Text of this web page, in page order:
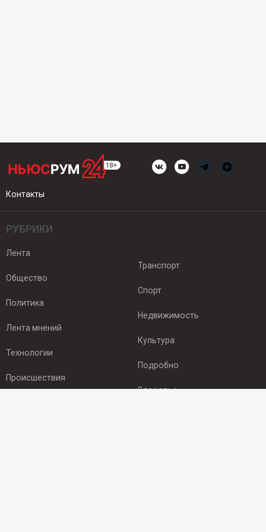
Контакты
РУБРИКИ
Лента
Общество
Политика
Лента мнений
Технологии
Происшествия
Транспорт
Спорт
Недвижимость
Культура
Подробно
Здоровье